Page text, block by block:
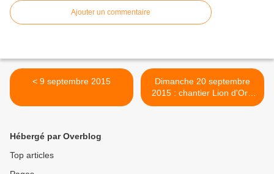
Ajouter un commentaire
< 9 septembre 2015
Dimanche 20 septembre
2015 : chantier Lion d'Or -
4ème jour >
Hébergé par Overblog
Top articles